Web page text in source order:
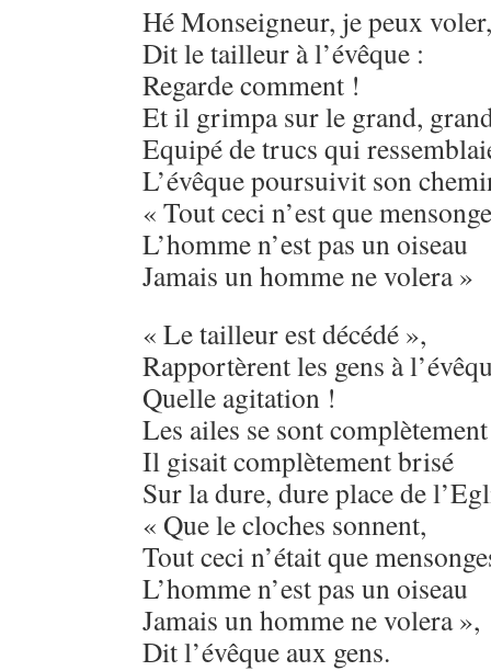
Hé Monseigneur, je peux voler,
Dit le tailleur à l’évêque :
Regarde comment !
Et il grimpa sur le grand,
Equipé de trucs qui
L’évêque poursuivit son
« Tout ceci n’est que
L’homme n’est pas un oiseau
Jamais un homme ne volera »
« Le tailleur est décédé »,
Rapportèrent les gens à
Quelle agitation !
Les ailes se sont
Il gisait complètement brisé
Sur la dure, dure place de
« Que le cloches sonnent,
Tout ceci n’était que
L’homme n’est pas un oiseau
Jamais un homme ne volera »,
Dit l’évêque aux gens.